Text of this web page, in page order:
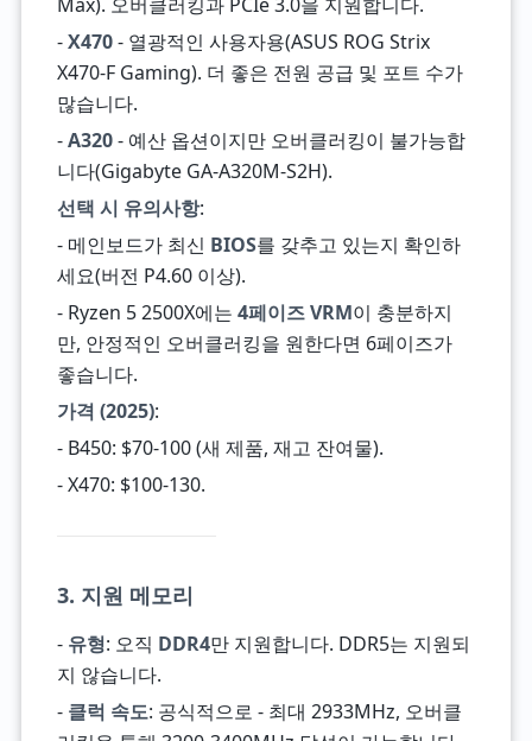
-X470- 열광적인 사용자용(ASUS ROG Strix
X470-F Gaming). 더 좋은 전원 공급 및 포트 수가
많습니다.
-A320- 예산 옵션이지만 오버클러킹이 불가능합
니다(Gigabyte GA-A320M-S2H).
선택 시 유의사항:
- 메인보드가 최신 BIOS를 갖추고 있는지 확인하
세요(버전 P4.60 이상).
- Ryzen 5 2500X에는 4페이즈 VRM이 충분하지
만, 안정적인 오버클러킹을 원한다면 6페이즈가
좋습니다.
가격 (2025):
- B450: $70-100 (새 제품, 재고 잔여물).
- X470: $100-130.
3. 지원 메모리
- 유형: 오직 DDR4만 지원합니다. DDR5는 지원되
지 않습니다.
- 클럭 속도: 공식적으로 - 최대 2933MHz, 오버클